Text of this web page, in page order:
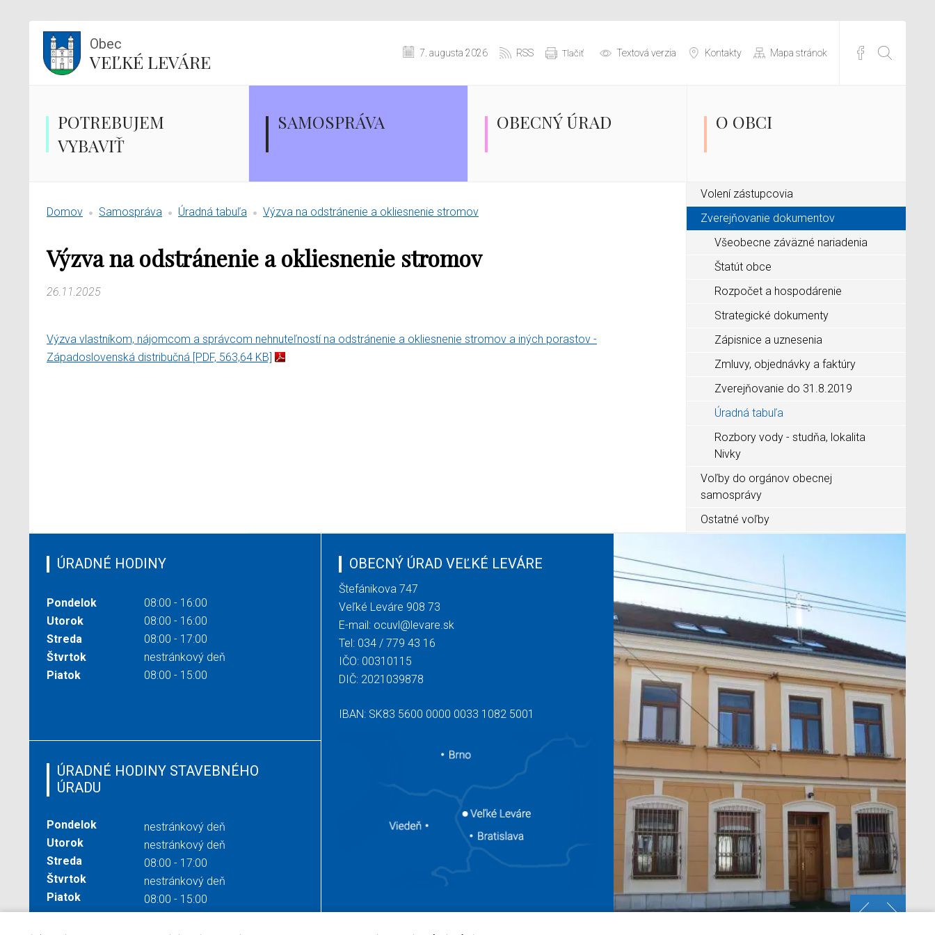
Obec
VEĽKÉ LEVÁRE 7. augusta 2026 RSS Tlačiť Textová verzia Kontakty Mapa stránok
POTREBUJEM
VYBAVIŤ
SAMOSPRÁVA OBECNÝ ÚRAD O OBCI
Domov Samospráva Úradná tabuľa Výzva na odstránenie a okliesnenie stromov
Výzva na odstránenie a okliesnenie stromov
26.11.2025
Výzva vlastníkom, nájomcom a správcom nehnuteľností na odstránenie a okliesnenie stromov a iných porastov -
Západoslovenská distribučná [PDF, 563,64 KB]
Volení zástupcovia
Zverejňovanie dokumentov
Všeobecne záväzné nariadenia
Štatút obce
Rozpočet a hospodárenie
Strategické dokumenty
Zápisnice a uznesenia
Zmluvy, objednávky a faktúry
Zverejňovanie do 31.8.2019
Úradná tabuľa
Rozbory vody - studňa, lokalita
Nivky
Voľby do orgánov obecnej
samosprávy
Ostatné voľby
ÚRADNÉ HODINY
Pondelok
08:00 - 16:00
Utorok
08:00 - 16:00
Streda
08:00 - 17:00
Štvrtok
nestránkový deň
Piatok
08:00 - 15:00
ÚRADNÉ HODINY STAVEBNÉHO
ÚRADU
Pondelok
nestránkový deň
Utorok
nestránkový deň
Streda
08:00 - 17:00
Štvrtok
nestránkový deň
Piatok
08:00 - 15:00
OBECNÝ ÚRAD VEĽKÉ LEVÁRE
Štefánikova 747
Veľké Leváre 908 73
E-mail: ocuvl@levare.sk
Tel: 034 / 779 43 16
IČO: 00310115
DIČ: 2021039878
IBAN: SK83 5600 0000 0033 1082 5001